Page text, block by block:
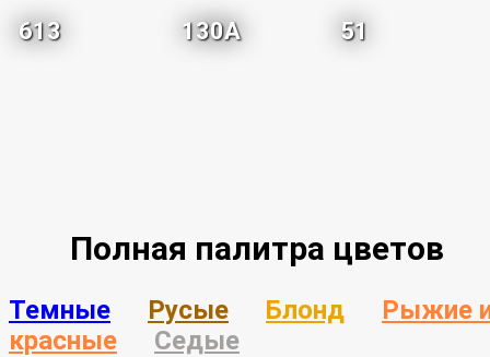
613 130A 51
Полная палитра цветов
Темные Русые Блонд
Рыжие
красные
Седые